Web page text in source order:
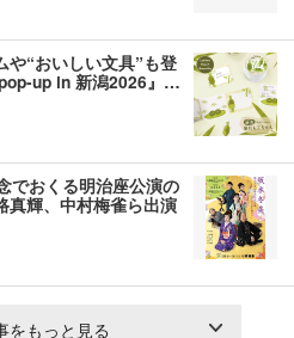
や“おいしい文具”も登
up in 新潟2026』…
でおくる明治座公演の
輝、中村梅雀ら出演
をもっと見る